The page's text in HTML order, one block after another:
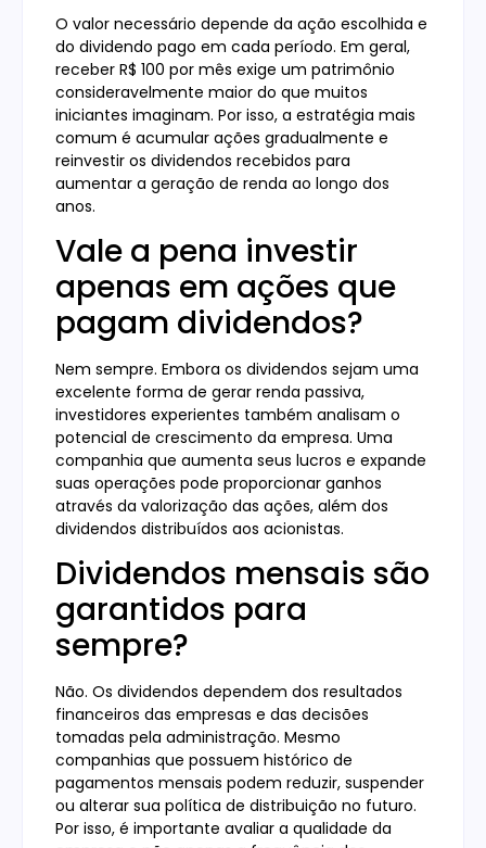
O valor necessário depende da ação escolhida e
do dividendo pago em cada período. Em geral,
receber R$ 100 por mês exige um patrimônio
consideravelmente maior do que muitos
iniciantes imaginam. Por isso, a estratégia mais
comum é acumular ações gradualmente e
reinvestir os dividendos recebidos para
aumentar a geração de renda ao longo dos
anos.
Vale a pena investir
apenas em ações que
pagam dividendos?
Nem sempre. Embora os dividendos sejam uma
excelente forma de gerar renda passiva,
investidores experientes também analisam o
potencial de crescimento da empresa. Uma
companhia que aumenta seus lucros e expande
suas operações pode proporcionar ganhos
através da valorização das ações, além dos
dividendos distribuídos aos acionistas.
Dividendos mensais são
garantidos para
sempre?
Não. Os dividendos dependem dos resultados
financeiros das empresas e das decisões
tomadas pela administração. Mesmo
companhias que possuem histórico de
pagamentos mensais podem reduzir, suspender
ou alterar sua política de distribuição no futuro.
Por isso, é importante avaliar a qualidade da